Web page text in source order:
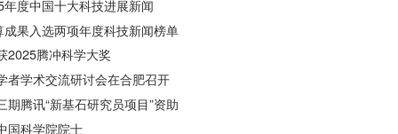
年度中国十大科技进展新闻
成果入选两项年度科技新闻榜单
2025腾冲科学大奖
者学术交流研讨会在合肥召开
腾讯“新基石研究员项目”资助
国科学院院士